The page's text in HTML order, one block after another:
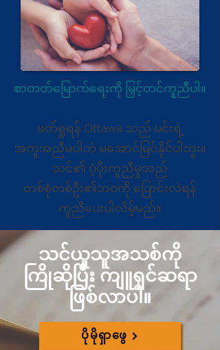
စာတတ်မြောက်ရေးကို မြှင့်တင်ကူညီပါ။
ဖတ်ရှုရန် Ottawa သည် မင်းရဲ့
အကူအညီမပါဘဲ မအောင်မြင်နိုင်ပါဘူး။
သင်၏ ပံ့ပိုးကူညီမှုသည်
တစ်စုံတစ်ဦး၏ဘဝကို ပြောင်းလဲရန်
ကူညီပေးပါလိမ့်မည်။
သင်ယူသူအသစ်ကို
ကြိုဆိုပြီး ကျူရှင်ဆရာ
ဖြစ်လာပါ။
ပိုမိုရှာဖွေ